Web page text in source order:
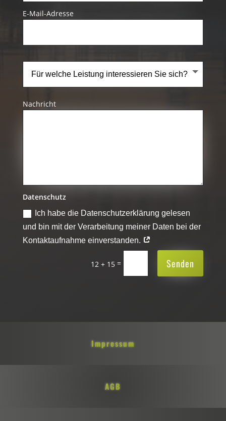
E-Mail-Adresse
Nachricht
Datenschutz
Ich habe die Datenschutzerklärung gelesen
und bin mit der Verarbeitung meiner Daten bei der
Kontaktaufnahme einverstanden.
12 + 15 = Senden
Impressum
AGB